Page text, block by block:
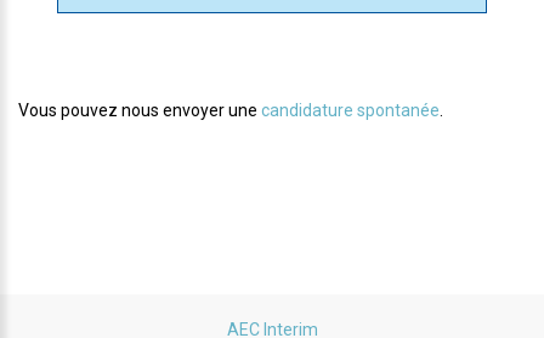
Vous pouvez nous envoyer une candidature spontanée
AEC Interim